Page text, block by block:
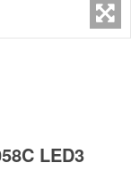
LED3